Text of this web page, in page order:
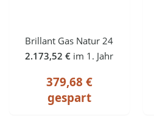
Brillant Gas Natur 24
2.173,52 € im 1. Jahr
379,68 €
gespart